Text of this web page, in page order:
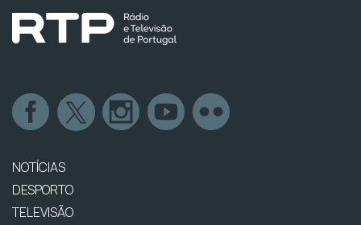
NOTÍCIAS
DESPORTO
TELEVISÃO